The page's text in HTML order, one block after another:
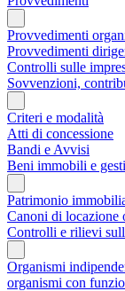
Provvedimenti
Provvedimenti
Controlli sulle
Sovvenzioni,
Criteri e modalità
Atti di concessione
Bandi e Avvisi
Beni immobili e
Patrimonio
Canoni di locazione
Controlli e rilievi
Organismi
organismi con